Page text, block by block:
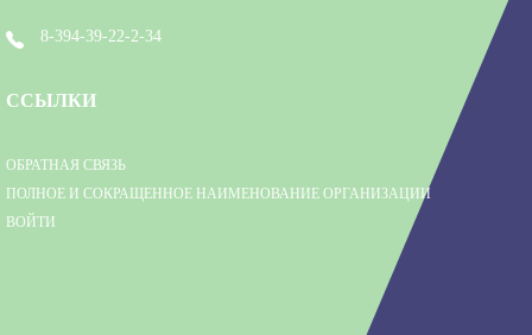
8-394-39-22-2-34
ССЫЛКИ
ОБРАТНАЯ СВЯЗЬ
ПОЛНОЕ И СОКРАЩЕННОЕ НАИМЕНОВАНИЕ ОРГАНИЗАЦИИ
ВОЙТИ